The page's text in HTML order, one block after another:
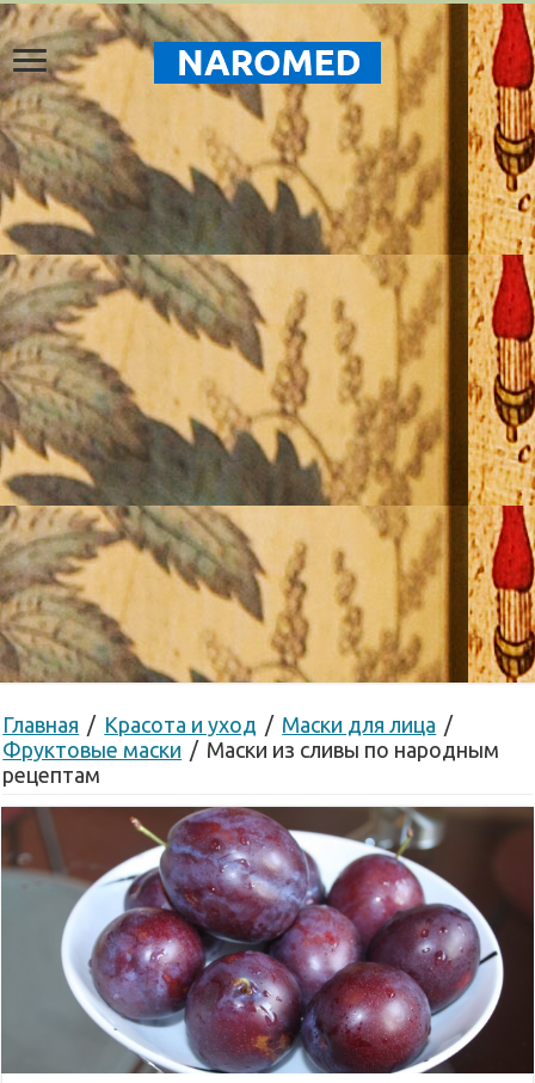
Главная / Красота и уход / Маски для лица /
Фруктовые маски / Маски из сливы по народным
рецептам